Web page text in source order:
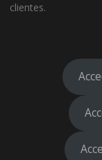
clientes.